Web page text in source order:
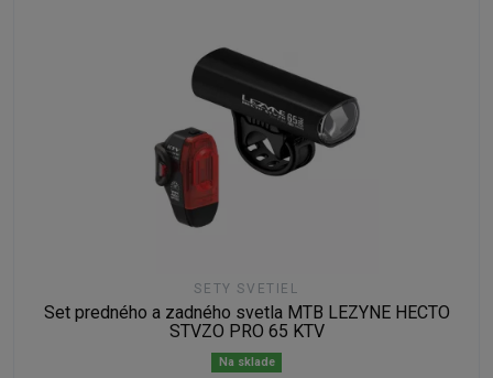
SETY SVETIEL
Set predného a zadného svetla MTB LEZYNE HECTO
STVZO PRO 65 KTV
Na sklade